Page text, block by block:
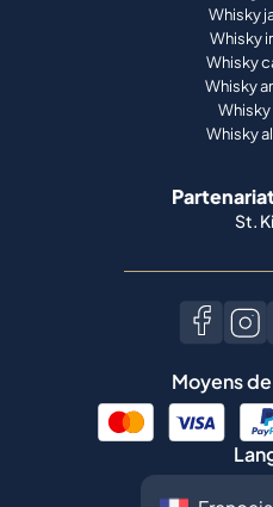
Whisky
Whisky
Whisky
Whisky
Whisky
St.
Moyens